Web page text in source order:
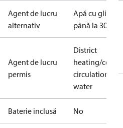
Agent de lucru
alternativ
Apă cu glicol
până la 30%
Agent de lucru
permis
District
heating/cooling
circulation
water
Baterie inclusă No